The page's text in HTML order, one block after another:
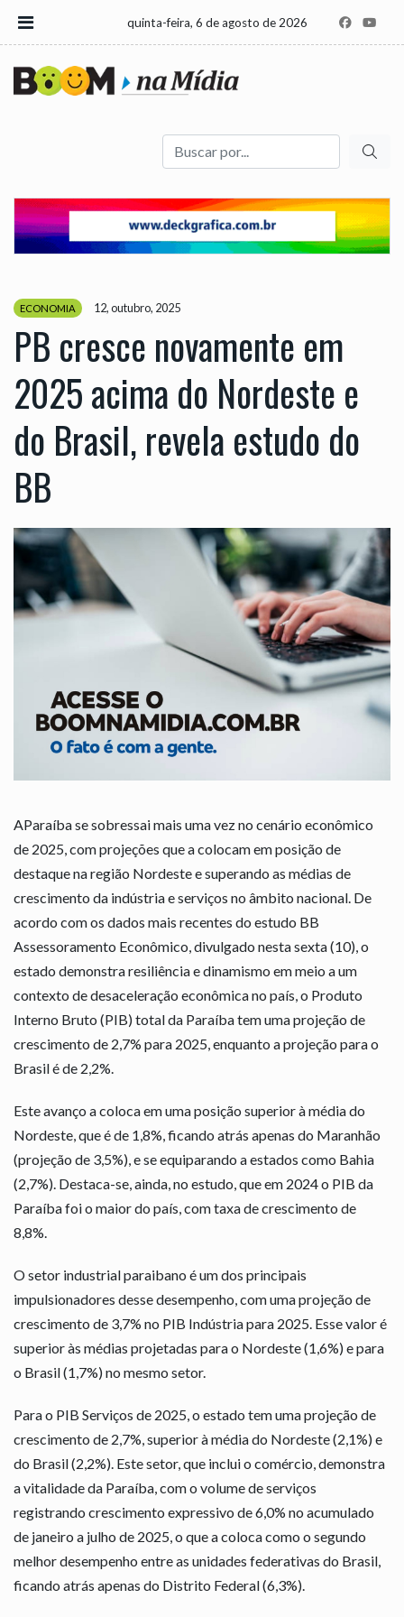
quinta-feira, 6 de agosto de 2026
Buscar
ECONOMIA 12, outubro, 2025
PB cresce novamente em
2025 acima do Nordeste e
do Brasil, revela estudo do
BB
AParaíba se sobressai mais uma vez no cenário econômico
de 2025, com projeções que a colocam em posição de
destaque na região Nordeste e superando as médias de
crescimento da indústria e serviços no âmbito nacional. De
acordo com os dados mais recentes do estudo BB
Assessoramento Econômico, divulgado nesta sexta (10), o
estado demonstra resiliência e dinamismo em meio a um
contexto de desaceleração econômica no país, o Produto
Interno Bruto (PIB) total da Paraíba tem uma projeção de
crescimento de 2,7% para 2025, enquanto a projeção para o
Brasil é de 2,2%.
Este avanço a coloca em uma posição superior à média do
Nordeste, que é de 1,8%, ficando atrás apenas do Maranhão
(projeção de 3,5%), e se equiparando a estados como Bahia
(2,7%). Destaca-se, ainda, no estudo, que em 2024 o PIB da
Paraíba foi o maior do país, com taxa de crescimento de
8,8%.
O setor industrial paraibano é um dos principais
impulsionadores desse desempenho, com uma projeção de
crescimento de 3,7% no PIB Indústria para 2025. Esse valor é
superior às médias projetadas para o Nordeste (1,6%) e para
o Brasil (1,7%) no mesmo setor.
Para o PIB Serviços de 2025, o estado tem uma projeção de
crescimento de 2,7%, superior à média do Nordeste (2,1%) e
do Brasil (2,2%). Este setor, que inclui o comércio, demonstra
a vitalidade da Paraíba, com o volume de serviços
registrando crescimento expressivo de 6,0% no acumulado
de janeiro a julho de 2025, o que a coloca como o segundo
melhor desempenho entre as unidades federativas do Brasil,
ficando atrás apenas do Distrito Federal (6,3%).